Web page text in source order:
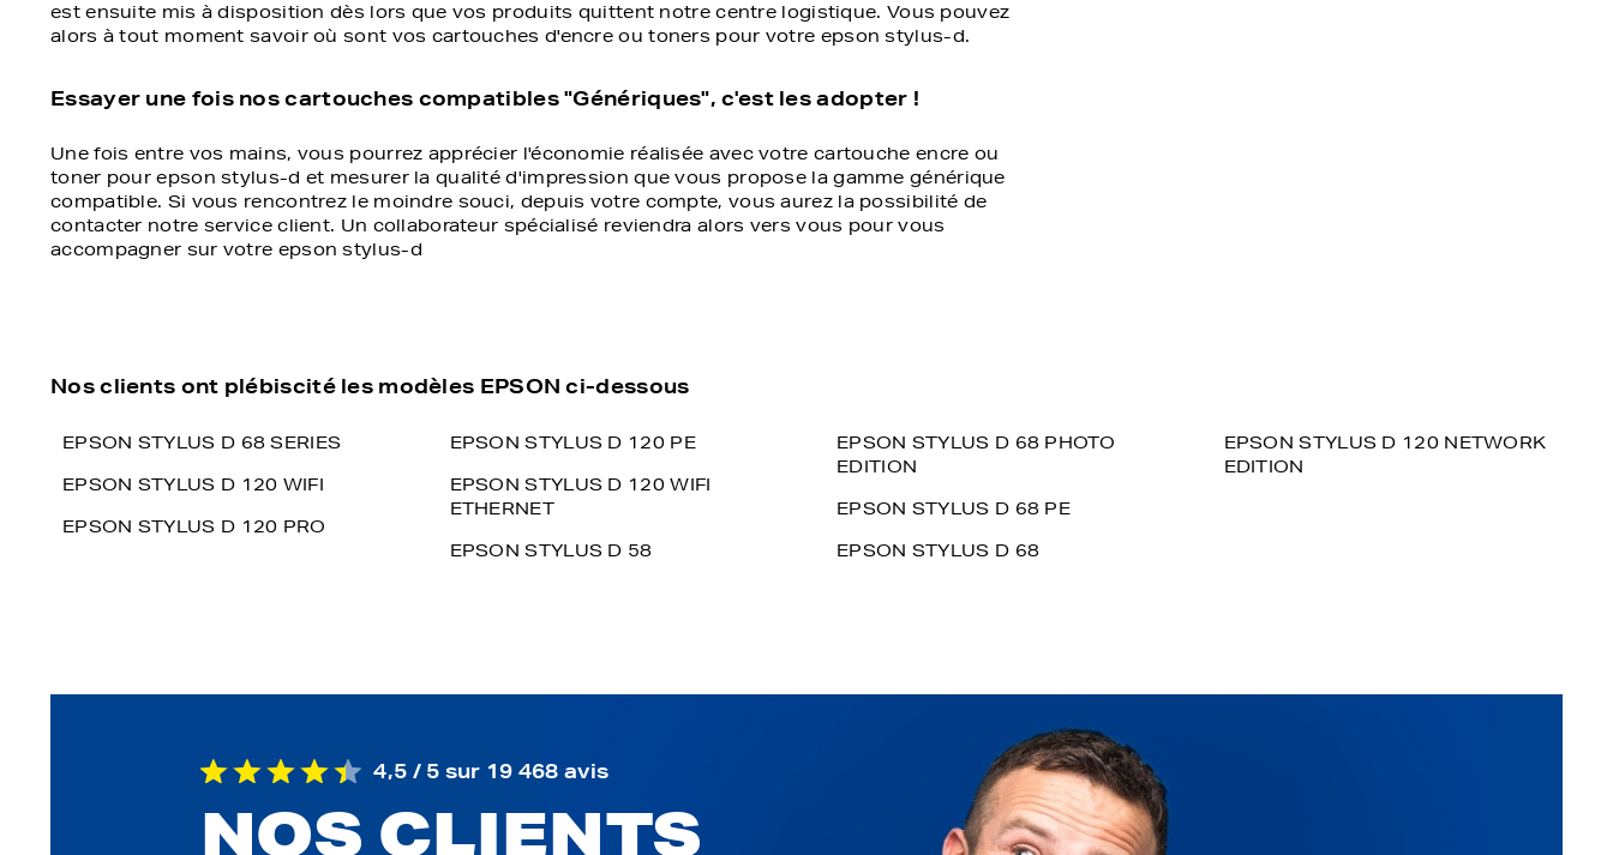
est ensuite mis à disposition dès lors que vos produits quittent notre centre logistique. Vous pouvez
alors à tout moment savoir où sont vos cartouches d'encre ou toners pour votre epson stylus-d.
Essayer une fois nos cartouches compatibles "Génériques", c'est les adopter !
Une fois entre vos mains, vous pourrez apprécier l'économie réalisée avec votre cartouche encre ou
toner pour epson stylus-d et mesurer la qualité d'impression que vous propose la gamme générique
compatible. Si vous rencontrez le moindre souci, depuis votre compte, vous aurez la possibilité de
contacter notre service client. Un collaborateur spécialisé reviendra alors vers vous pour vous
accompagner sur votre epson stylus-d
Nos clients ont plébiscité les modèles EPSON ci-dessous
EPSON STYLUS D 68 SERIES
EPSON STYLUS D 120 WIFI
EPSON STYLUS D 120 PRO
EPSON STYLUS D 120 PE
EPSON STYLUS D 120 WIFI
ETHERNET
EPSON STYLUS D 58
EPSON STYLUS D 68 PHOTO
EDITION
EPSON STYLUS D 68 PE
EPSON STYLUS D 68
EPSON STYLUS D 120 NETWORK
EDITION
4,5 / 5 sur 19 468 avis
NOS CLIENTS